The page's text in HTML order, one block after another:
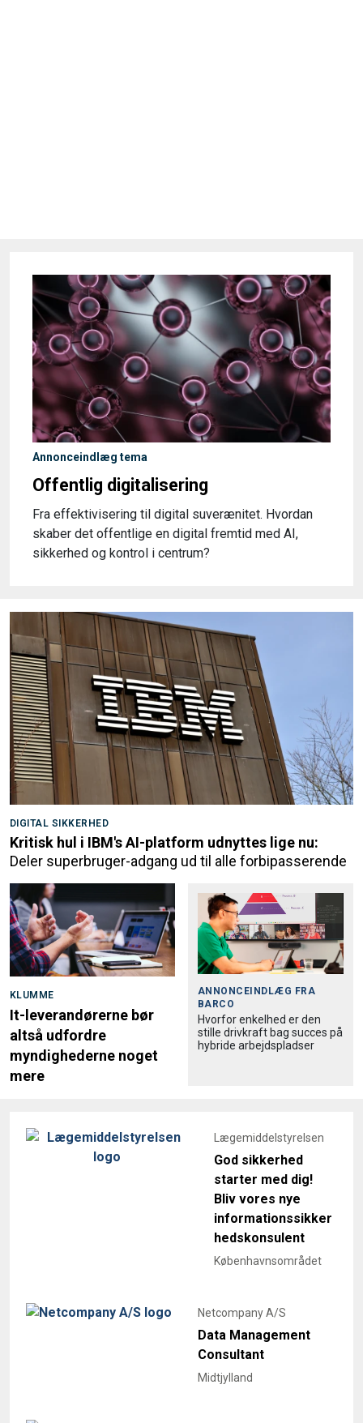
Annonceindlæg tema
Offentlig digitalisering
Fra effektivisering til digital suverænitet. Hvordan
skaber det offentlige en digital fremtid med AI,
sikkerhed og kontrol i centrum?
DIGITAL SIKKERHED
Kritisk hul i IBM's AI-platform udnyttes lige nu:
Deler superbruger-adgang ud til alle forbipasserende
KLUMME
It-leverandørerne bør
altså udfordre
myndighederne noget
mere
ANNONCEINDLÆG FRA
BARCO
Hvorfor enkelhed er den
stille drivkraft bag succes på
hybride arbejdspladser
Lægemiddelstyrelsen
God sikkerhed
starter med dig!
Bliv vores nye
informationssikker
hedskonsulent
Københavnsområdet
Netcompany A/S
Data Management
Consultant
Midtjylland